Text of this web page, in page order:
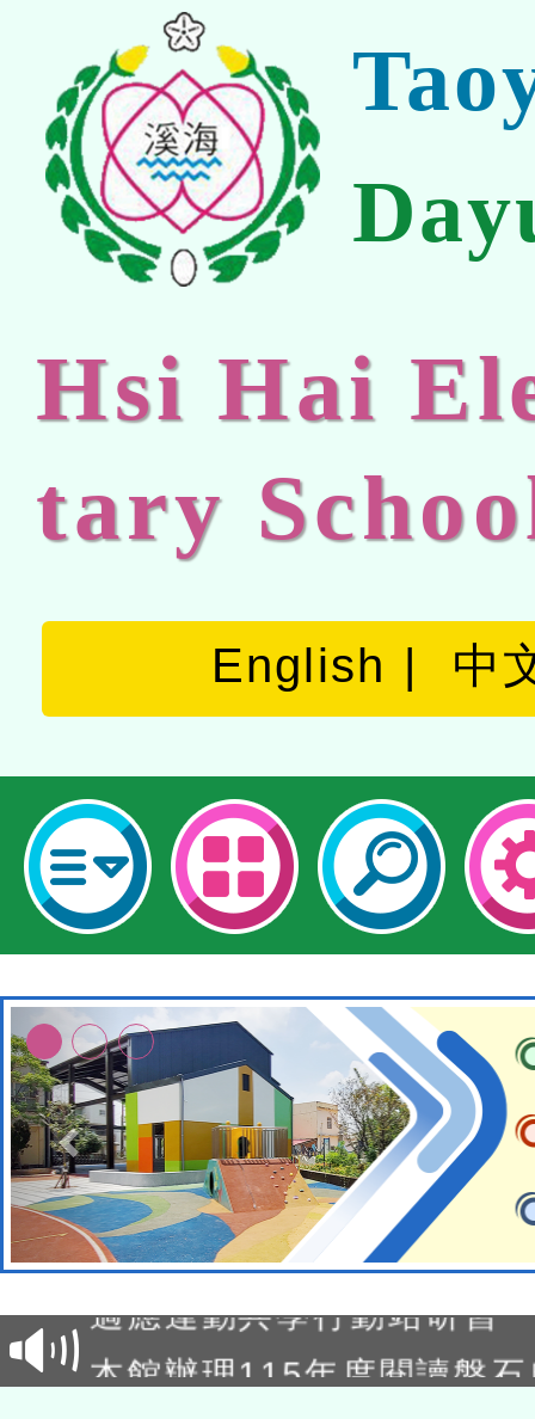
Hsi Hai
tary
English 中
本校115學年度第2次代理
本館辦理115年度閱讀磐